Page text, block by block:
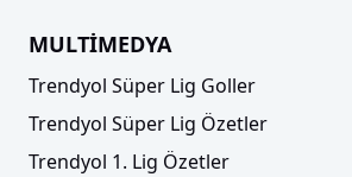
MULTİMEDYA
Trendyol Süper Lig Goller
Trendyol Süper Lig Özetler
Trendyol 1. Lig Özetler